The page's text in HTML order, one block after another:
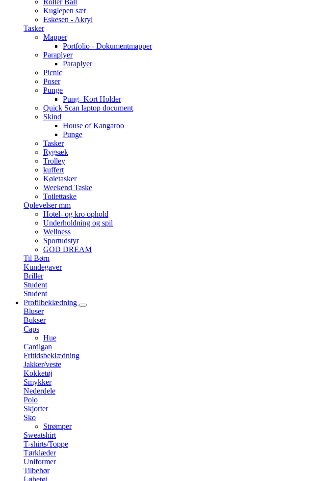
Roller Ball
Kuglepen sæt
Eskesen - Akryl
Tasker
Mapper
Portfolio - Dokumentmapper
Paraplyer
Paraplyer
Picnic
Poser
Punge
Pung- Kort Holder
Quick Scan laptop document
Skind
House of Kangaroo
Punge
Tasker
Rygsæk
Trolley
kuffert
Køletasker
Weekend Taske
Toilettaske
Oplevelser mm
Hotel- og kro ophold
Underholdning og spil
Wellness
Sportudstyr
GOD DREAM
Til Børn
Kundegaver
Briller
Student
Student
Profilbeklædning
Bluser
Bukser
Caps
Hue
Cardigan
Fritidsbeklædning
Jakker/veste
Kokketøj
Smykker
Nederdele
Polo
Skjorter
Sko
Strømper
Sweatshirt
T-shirts/Toppe
Tørklæder
Uniformer
Tilbehør
Løbetøj